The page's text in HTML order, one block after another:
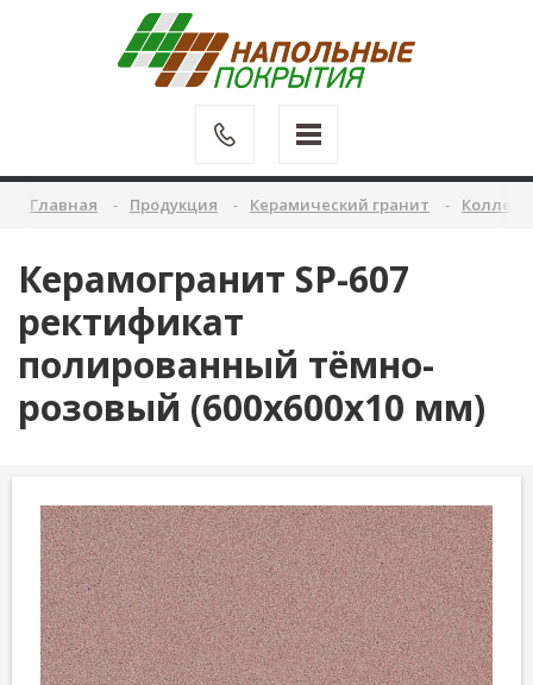
Главная Продукция Керамический гранит
Керамогранит SP-607
ректификат
полированный тёмно-
розовый (600х600х10 мм)